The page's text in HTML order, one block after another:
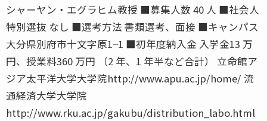
シャーヤン・エグラヒム教授 ■募集人数 40 人 ■社会人
特別選抜 なし ■選考方法 書類選考、面接 ■キャンパス
大分県別府市十文字原1−1 ■初年度納入金 入学金13 万
円、授業料360 万円 （2 年、1 年半など合計） 立命館ア
ジア太平洋大学大学院http://www.apu.ac.jp/home/ 流
通経済大学大学院
http://www.rku.ac.jp/gakubu/distribution_labo.html